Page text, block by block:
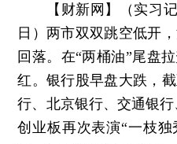
【财新网】（实习
日）两市双双跳空低开
回落。在“两桶油”尾盘
红。银行股早盘大跌，
行、北京银行、交通银行
创业板再次表演“一枝独